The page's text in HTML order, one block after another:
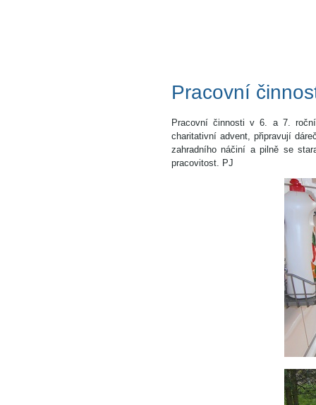
Pracovní
Pracovní činnosti v 6. a 7.
charitativní advent, připravují
zahradního náčiní a pilně se
pracovitost. PJ